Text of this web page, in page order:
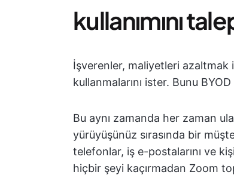
kullanımını
İşverenler, maliyetleri azaltmak
kullanmalarını ister. Bunu
Bu aynı zamanda her zaman
yürüyüşünüz sırasında bir
telefonlar, iş e-postalarını ve
hiçbir şeyi kaçırmadan Zoom